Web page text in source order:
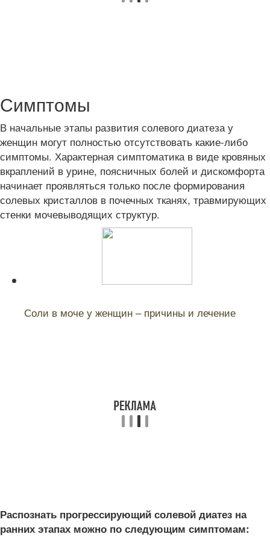
Симптомы
В начальные этапы развития солевого диатеза у
женщин могут полностью отсутствовать какие-либо
симптомы. Характерная симптоматика в виде кровяных
вкраплений в урине, поясничных болей и дискомфорта
начинает проявляться только после формирования
солевых кристаллов в почечных тканях, травмирующих
стенки мочевыводящих структур.
Соли в моче у женщин – причины и лечение
Распознать прогрессирующий солевой диатез на
ранних этапах можно по следующим симптомам: